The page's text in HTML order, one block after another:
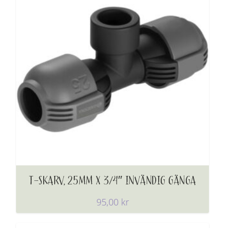
T-SKARV, 25MM X 3/4″ INVÄNDIG GÄNGA
95,00 kr